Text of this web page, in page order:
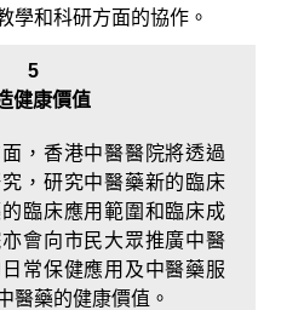
學和科研方面的協作。
5
健康價值
，香港中醫醫院將透過
，研究中醫藥新的臨床
臨床應用範圍和臨床成
會向市民大眾推廣中醫
常保健應用及中醫藥服
醫藥的健康價值。